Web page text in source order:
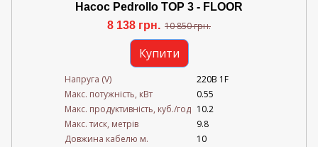
Насос Pedrollo TOP 3 - FLOOR
8 138 грн. 10 850 грн.
Купити
Напруга (V)
220В 1F
Mакс. потужність, кВт
0.55
Mакс. продуктивність, куб./год 10.2
Maкс. тиск, метрів
9.8
Довжина кабелю м.
10